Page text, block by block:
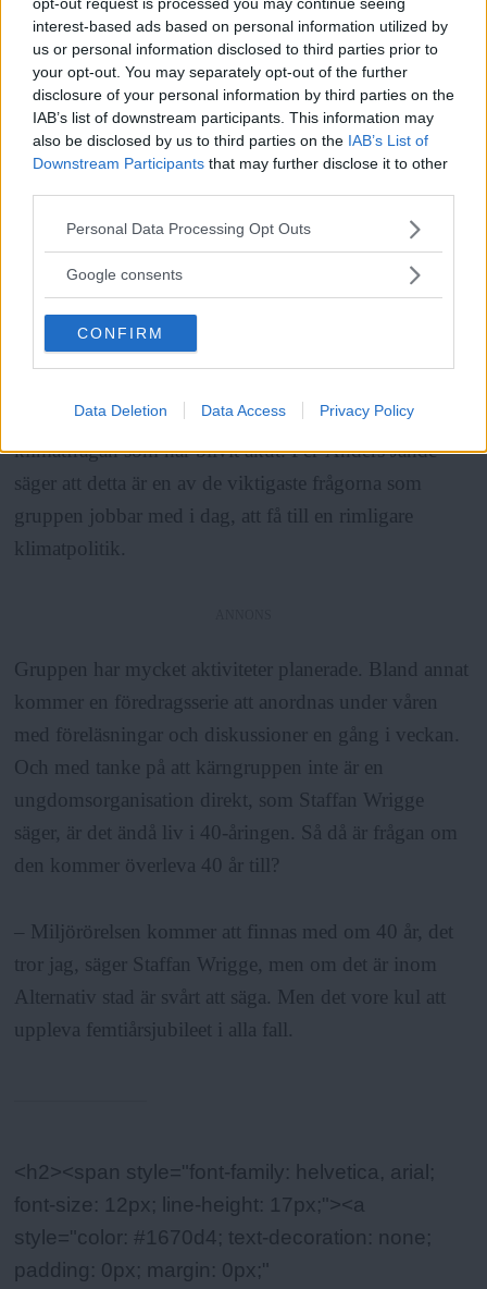
interest-based ads based on personal information utilized by
us or personal information disclosed to third parties prior to
your opt-out. You may separately opt-out of the further
disclosure of your personal information by third parties on the
IAB’s list of downstream participants. This information may
also be disclosed by us to third parties on the IAB’s List of
Downstream Participants that may further disclose it to other
Please note that this website/app uses one or more Google
not limited to your visit or usage behaviour. You may click to
use your data for below specified purposes in below Google
consent section.
Personal Data Processing Opt Outs
Google consents
CONFIRM
Data Deletion Data Access Privacy Policy
Läs Frias efterträdare!
Syreär Sveriges enda gröna dagstidning som
finns både digitalt och i tryck.
– När den utomparlamentariska vänstern försvann och
gick och la sig att sova blev det ett maktvakuum där
Timbrogänget kom in med sina privatiseringar.
Timbrogänget är en förförare som förför ungdomar
formidabel motståndare, säger Staffan Wrigge.
Både Per-Anders Jande och Staffan Wrigge är överens
om att gruppen behövs nu liksom för fyrtio år sedan.
Det som har förändrats är att miljöfrågan har blivit
miljöpartiet som sitter stadigt i riksdagen och
klimatfrågan som har blivit akut. Per-Anders Jande
säger att detta är en av de viktigaste frågorna som
gruppen jobbar med i dag, att få till en rimligare
klimatpolitik.
Gruppen har mycket aktiviteter planerade. Bland annat
kommer en föredragsserie att anordnas under våren
med föreläsningar och diskussioner en gång i veckan.
Och med tanke på att kärngruppen inte är en
ungdomsorganisation direkt, som Staffan Wrigge
säger, är det ändå liv i 40-åringen. Så då är frågan om
den kommer överleva 40 år till?
– Miljörörelsen kommer att finnas med om 40 år, det
tror jag, säger Staffan Wrigge, men om det är inom
Alternativ stad är svårt att säga. Men det vore kul att
uppleva femtiårsjubileet i alla fall.
Fakta:
<h2><span style="font-family: helvetica, arial;
font-size: 12px; line-height: 17px;"><a
style="color: #1670d4; text-decoration: none;
padding: 0px; margin: 0px;"